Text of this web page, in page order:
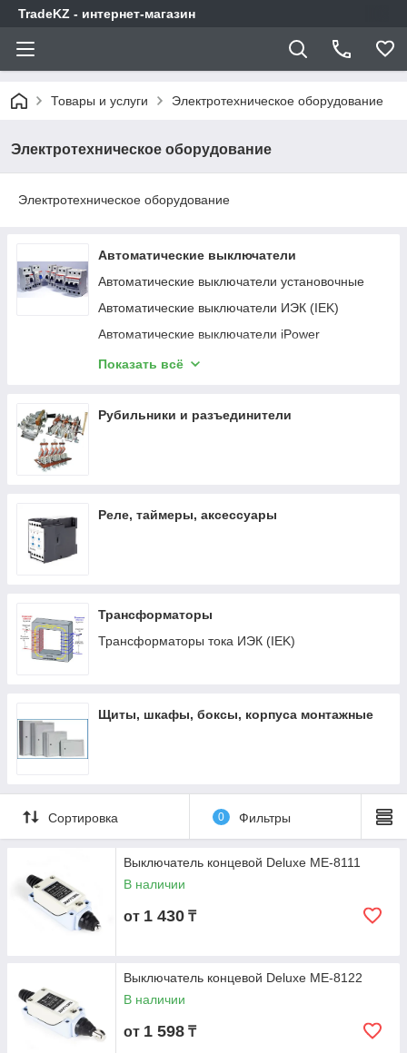
TradeKZ - интернет-магазин
Товары и услуги Электротехническое оборудование
Электротехническое оборудование
Электротехническое оборудование
Автоматические выключатели
Автоматические выключатели установочные
Автоматические выключатели ИЭК (IEK)
Автоматические выключатели iPower
Автоматические выключатели ВА07 и
Показать всё
Рубильники и разъединители
Реле, таймеры, аксессуары
Трансформаторы
Трансформаторы тока ИЭК (IEK)
Щиты, шкафы, боксы, корпуса монтажные
Сортировка 0 Фильтры
Выключатель концевой Deluxe МЕ-8111
В наличии
от 1 430 ₸
Выключатель концевой Deluxe МЕ-8122
В наличии
от 1 598 ₸